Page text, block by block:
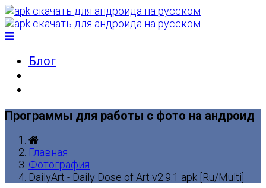
Блог
Программы для работы с фото на андроид
Главная
Фотография
DailyArt - Daily Dose of Art v2.9.1 apk [Ru/Multi]